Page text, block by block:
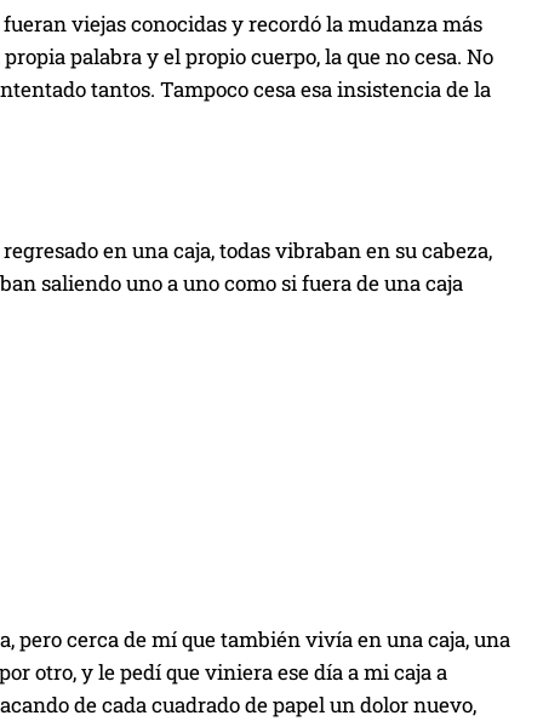
viejas conocidas y recordó la mudanza más
palabra y el propio cuerpo, la que no cesa. No
tantos. Tampoco cesa esa insistencia de la
en una caja, todas vibraban en su cabeza,
saliendo uno a uno como si fuera de una caja
pero cerca de mí que también vivía en una caja, una
otro, y le pedí que viniera ese día a mi caja a
de cada cuadrado de papel un dolor nuevo,